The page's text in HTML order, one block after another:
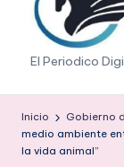
p
e
g
a
El Periodico
Inicio Gobierno
medio ambiente
la vida animal”